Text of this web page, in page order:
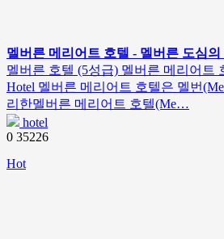
멜버른 메리어트 호텔 - 멜버른 도심의
멜버른 호텔 (5성급) 멜버른 메리어트
Hotel 멜버른 메리어트 호텔은 멜번
리한멜버른 메리어트 호텔(Me…
hotel
0 35226
Hot